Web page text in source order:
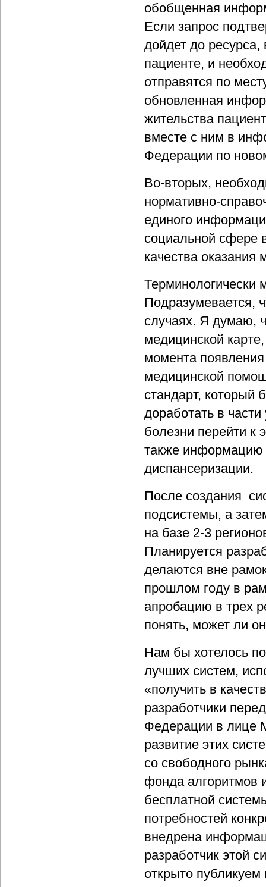
обобщенная
Если запрос
дойдет до
пациенте, и
отправятся по
обновленная
жительства
вместе с ним в
Федерации по
Во-вторых,
нормативно-
единого
социальной сфере
качества
Терминологически
Подразумевается,
случаях. Я думаю,
медицинской
момента
медицинской
стандарт, который
доработать в
болезни перейти к
также информацию
диспансеризации.
После создания
подсистемы, а
на базе 2-3
Планируется
делаются вне
прошлом году в
апробацию в трех
понять, может ли
Нам бы хотелось
лучших систем,
«получить в
разработчики
Федерации в лице
развитие этих
со свободного
фонда алгоритмов
бесплатной
потребностей
внедрена
разработчик этой
открыто